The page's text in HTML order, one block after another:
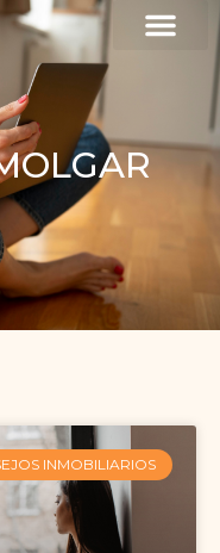
INMOBILIARIOS